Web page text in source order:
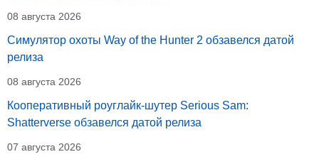
08 августа 2026
Симулятор охоты Way of the Hunter 2 обзавелся датой
релиза
08 августа 2026
Кооперативный роуглайк-шутер Serious Sam:
Shatterverse обзавелся датой релиза
07 августа 2026